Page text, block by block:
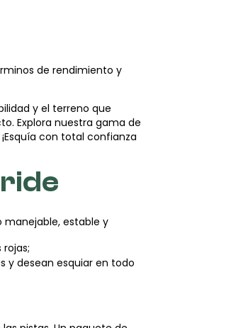
de rendimiento y
y el terreno que
Explora nuestra gama de
con total confianza
manejable, estable y
y desean esquiar en todo